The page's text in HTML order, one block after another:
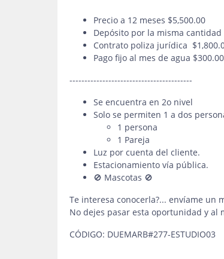
Precio a 12 meses $5,500.00
Depósito por la misma cantidad
Contrato poliza jurídica
Pago fijo al mes de agua $300.00
-----------------------------------------
Se encuentra en 2o nivel
Solo se permiten 1 a dos
1 persona
1 Pareja
Luz por cuenta del cliente.
Estacionamiento vía pública.
🚫 Mascotas 🚫
Te interesa conocerla?... envíame un
No dejes pasar esta oportunidad y al
CÓDIGO: DUEMARB#277-ESTUDIO03